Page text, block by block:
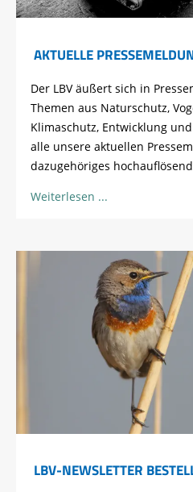
AKTUELLE
Der LBV äußert sich in
Themen aus Naturschutz,
Klimaschutz, Entwicklung
alle unsere aktuellen
dazugehöriges
Weiterlesen
LBV-NEWSLETTER